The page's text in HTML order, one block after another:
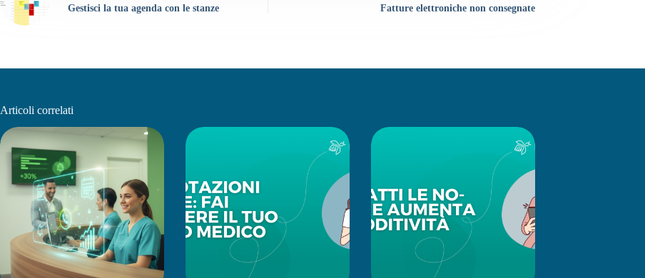
Gestisci la tua agenda con le stanze Fatture elettroniche non consegnate
Articoli correlati